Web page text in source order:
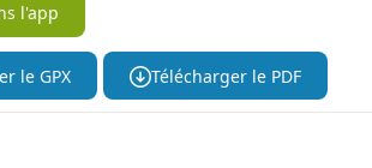
l'app
le GPX Télécharger le PDF